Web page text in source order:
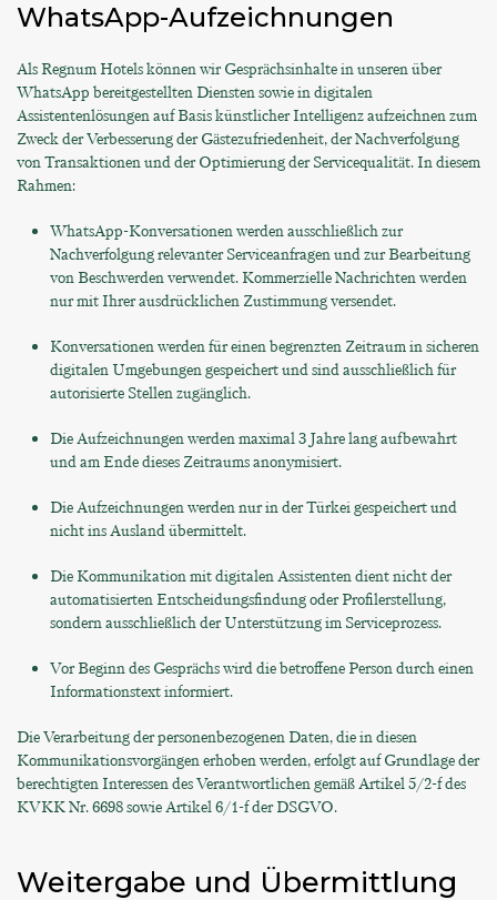
WhatsApp-Aufzeichnungen
Als Regnum Hotels können wir Gesprächsinhalte in unseren über
WhatsApp bereitgestellten Diensten sowie in digitalen
Assistentenlösungen auf Basis künstlicher Intelligenz aufzeichnen zum
Zweck der Verbesserung der Gästezufriedenheit, der Nachverfolgung
von Transaktionen und der Optimierung der Servicequalität. In diesem
Rahmen:
WhatsApp-Konversationen werden ausschließlich zur
Nachverfolgung relevanter Serviceanfragen und zur Bearbeitung
von Beschwerden verwendet. Kommerzielle Nachrichten werden
nur mit Ihrer ausdrücklichen Zustimmung versendet.
Konversationen werden für einen begrenzten Zeitraum in sicheren
digitalen Umgebungen gespeichert und sind ausschließlich für
autorisierte Stellen zugänglich.
Die Aufzeichnungen werden maximal 3 Jahre lang aufbewahrt
und am Ende dieses Zeitraums anonymisiert.
Die Aufzeichnungen werden nur in der Türkei gespeichert und
nicht ins Ausland übermittelt.
Die Kommunikation mit digitalen Assistenten dient nicht der
automatisierten Entscheidungsfindung oder Profilerstellung,
sondern ausschließlich der Unterstützung im Serviceprozess.
Vor Beginn des Gesprächs wird die betroffene Person durch einen
Informationstext informiert.
Die Verarbeitung der personenbezogenen Daten, die in diesen
Kommunikationsvorgängen erhoben werden, erfolgt auf Grundlage der
berechtigten Interessen des Verantwortlichen gemäß Artikel 5/2-f des
KVKK Nr. 6698 sowie Artikel 6/1-f der DSGVO.
Weitergabe und Übermittlung